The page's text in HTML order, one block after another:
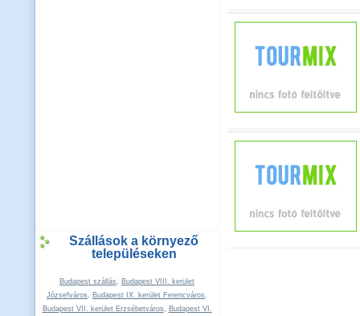
Szállások a környező
településeken
Budapest szállás, Budapest VIII. kerület
Józsefváros, Budapest IX. kerület Ferencváros,
Budapest VII. kerület Erzsébetváros, Budapest VI.